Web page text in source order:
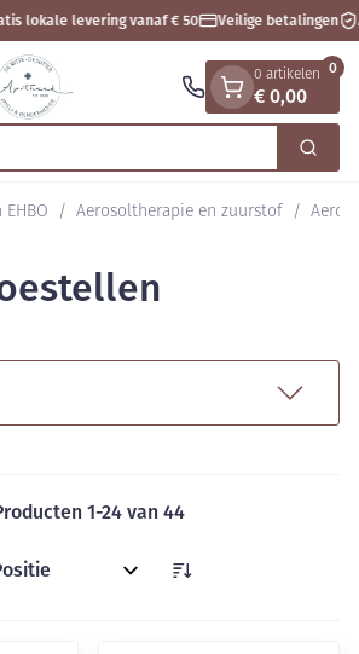
lokale levering vanaf € 50 Veilige betalingen
Zoek
0 artikelen
€ 0,00
0
EHBO / Aerosoltherapie en zuurstof /
1-24van 44
op: